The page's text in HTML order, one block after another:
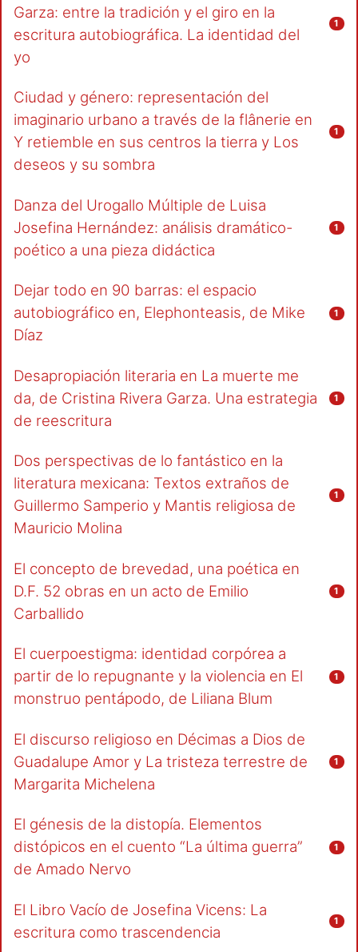
Garza: entre la tradición y el giro en la
escritura autobiográfica. La identidad del
yo
1
Ciudad y género: representación del
imaginario urbano a través de la flânerie en
Y retiemble en sus centros la tierra y Los
deseos y su sombra
1
Danza del Urogallo Múltiple de Luisa
Josefina Hernández: análisis dramático-
poético a una pieza didáctica
1
Dejar todo en 90 barras: el espacio
autobiográfico en, Elephonteasis, de Mike
Díaz
1
Desapropiación literaria en La muerte me
da, de Cristina Rivera Garza. Una estrategia
de reescritura
1
Dos perspectivas de lo fantástico en la
literatura mexicana: Textos extraños de
Guillermo Samperio y Mantis religiosa de
Mauricio Molina
1
El concepto de brevedad, una poética en
D.F. 52 obras en un acto de Emilio
Carballido
1
El cuerpoestigma: identidad corpórea a
partir de lo repugnante y la violencia en El
monstruo pentápodo, de Liliana Blum
1
El discurso religioso en Décimas a Dios de
Guadalupe Amor y La tristeza terrestre de
Margarita Michelena
1
El génesis de la distopía. Elementos
distópicos en el cuento “La última guerra”
de Amado Nervo
1
El Libro Vacío de Josefina Vicens: La
escritura como trascendencia
1